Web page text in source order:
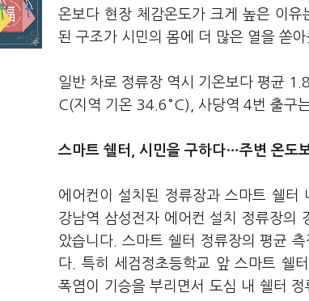
온보다 현장 체감온도가 크게 높은 이
된 구조가 시민의 몸에 더 많은 열을 쏟아
일반 차로 정류장 역시 기온보다 평균
C(지역 기온 34.6°C), 사당역 4번 출구
스마트 쉘터, 시민을 구하다…주변 온도
에어컨이 설치된 정류장과 스마트 쉘터
강남역 삼성전자 에어컨 설치 정류장
았습니다. 스마트 쉘터 정류장의 평균
다. 특히 세검정초등학교 앞 스마트 쉘
폭염이 기승을 부리면서 도심 내 쉘터